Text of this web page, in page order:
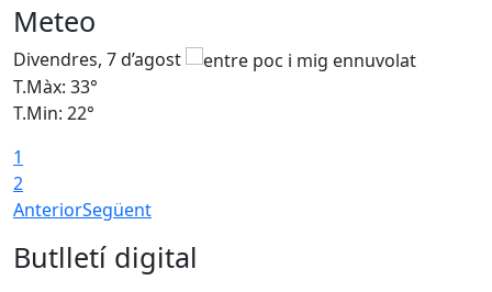
Meteo
Divendres, 7 d’agost
T.Màx: 33°
T.Min: 22°
1
2
AnteriorSegüent
Butlletí digital